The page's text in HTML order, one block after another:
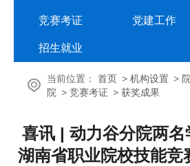
竞赛考证 党建工作
招生就业
当前位置： 首页 > 机构设置 >
院 > 竞赛考证 > 获奖成果
喜讯 | 动力谷分院两名
湖南省职业院校技能竞